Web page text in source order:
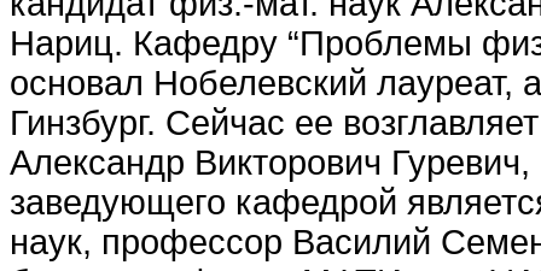
Нариц. Кафедру “Проблемы
основал Нобелевский лауреат,
Гинзбург. Сейчас ее
Александр Викторович
заведующего кафедрой
наук, профессор Василий